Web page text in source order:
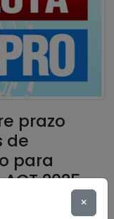
prazo
de
para
2025
×